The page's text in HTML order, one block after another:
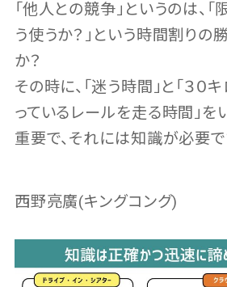
「他人との競争」というのは、
う使うか？」という時間割りの
か？
その時に、「迷う時間」と「３０
っているレールを走る時間」を
重要で、それには知識が必要で
西野亮廣(キングコング)